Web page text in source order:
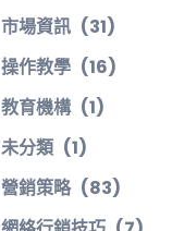
市場資訊 (31)
操作教學 (16)
教育機構 (1)
未分類 (1)
營銷策略 (83)